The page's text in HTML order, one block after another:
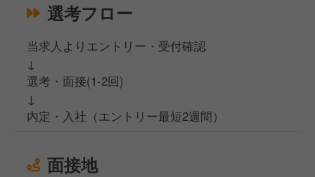
選考フロー
当求人よりエントリー・受付確認
↓
選考・面接(1-2回)
↓
内定・入社（エントリー最短2週間）
面接地